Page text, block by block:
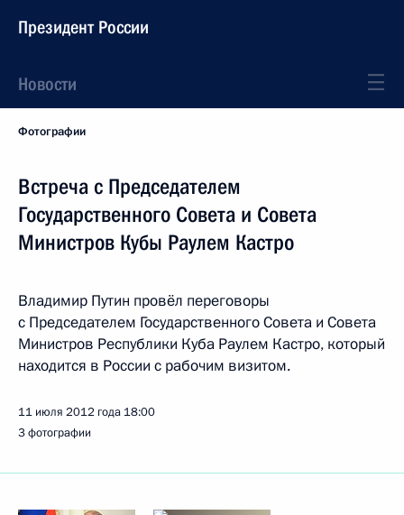
Президент России
Новости
Фотографии
Встреча с Председателем
Государственного Совета и Совета
Министров Кубы Раулем Кастро
Владимир Путин провёл переговоры
с Председателем Государственного Совета и Совета
Министров Республики Куба Раулем Кастро, который
находится в России с рабочим визитом.
11 июля 2012 года 18:00
3 фотографии